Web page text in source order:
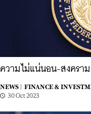
ความไม่แน่นอน-สงครา
NEWS |
FINANCE &
30 Oct 2023